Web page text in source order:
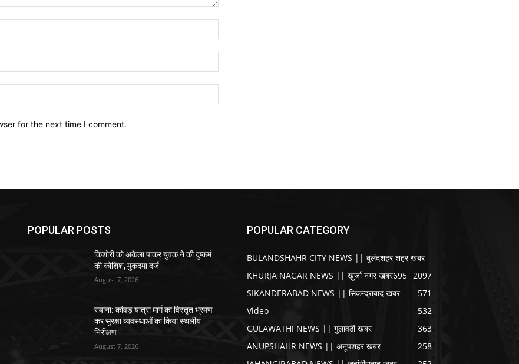
for the next time I comment.
POPULAR POSTS
किशोरी को अकेला पाकर युवक ने की दुष्कर्म
की कोशिश, मुकदमा दर्ज
August 7, 2026
स्याना: कांवड़ यात्रा मार्ग का विस्तृत भ्रमण
कर सुरक्षा व्यवस्थाओं का किया स्थलीय
निरीक्षण
August 7, 2026
POPULAR CATEGORY
BULANDSHAHR CITY NEWS || बुलंदशहर शहर खबर
2097
KHURJA NAGAR NEWS || खुर्जा नगर खबर695
SIKANDERABAD NEWS || सिकन्द्राबाद खबर
571
Video
532
GULAWATHI NEWS || गुलावठी खबर
363
ANUPSHAHR NEWS || अनूपशहर खबर
258